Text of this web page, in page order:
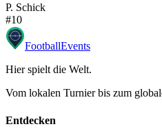
P. Schick
#10
FootballEvents
Hier spielt die Welt.
Vom lokalen Turnier bis zum
Entdecken